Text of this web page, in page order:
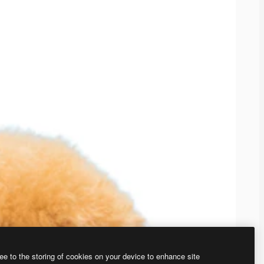
to the storing of cookies on your device to enhance site